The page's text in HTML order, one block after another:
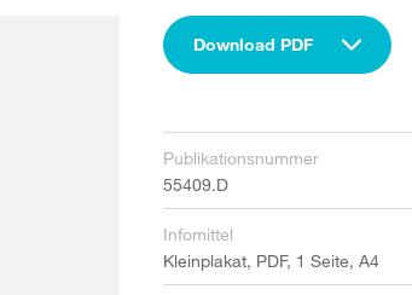
Download PDF
Publikationsnummer
55409.D
Infomittel
Kleinplakat, PDF, 1 Seite, A4